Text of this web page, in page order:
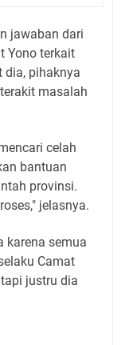
jawaban dari
Yono terkait
dia, pihaknya
masalah
celah
bantuan
provinsi.
jelasnya.
karena semua
Camat
justru dia